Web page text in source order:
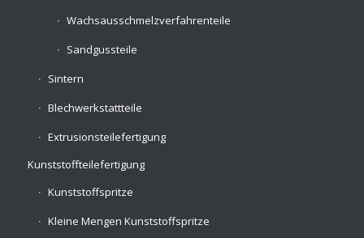
Wachsausschmelzverfahrenteile
Sandgussteile
Sintern
Blechwerkstattteile
Extrusionsteilefertigung
Kunststoffteilefertigung
Kunststoffspritze
Kleine Mengen Kunststoffspritze